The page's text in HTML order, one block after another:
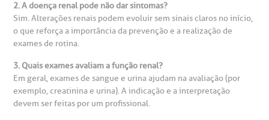
2. A doença renal pode não dar sintomas?
Sim. Alterações renais podem evoluir sem sinais claros no início,
o que reforça a importância da prevenção e a realização de
exames de rotina.
3. Quais exames avaliam a função renal?
Em geral, exames de sangue e urina ajudam na avaliação (por
exemplo, creatinina e urina). A indicação e a interpretação
devem ser feitas por um profissional.